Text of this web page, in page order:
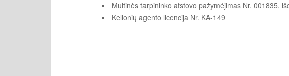
Muitinės tarpininko atstovo pažymėjimas Nr. 001835,
Kelionių agento licencija Nr. KA-149